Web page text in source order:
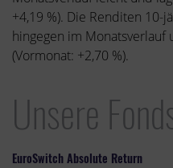
+4,19 %). Die Renditen 10-
hingegen im
(Vormonat: +2,70 %).
Unsere
EuroSwitch Absolute Return